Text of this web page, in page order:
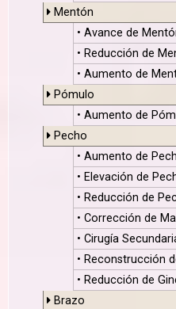
Mentón
• Avance de
• Reducción de
• Aumento de
Pómulo
• Aumento de
Pecho
• Aumento de
• Elevación de
• Reducción de
• Corrección de
• Cirugía
• Reconstrucción
• Reducción de
Brazo